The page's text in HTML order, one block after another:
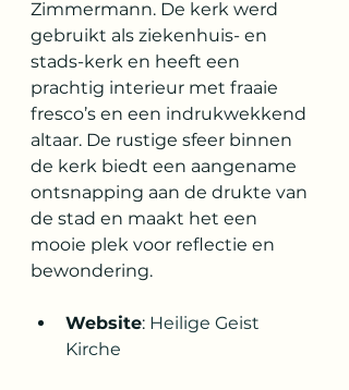
Zimmermann. De kerk werd
gebruikt als ziekenhuis- en
stads-kerk en heeft een
prachtig interieur met fraaie
fresco’s en een indrukwekkend
altaar. De rustige sfeer binnen
de kerk biedt een aangename
ontsnapping aan de drukte van
de stad en maakt het een
mooie plek voor reflectie en
bewondering.
Website: Heilige Geist
Kirche